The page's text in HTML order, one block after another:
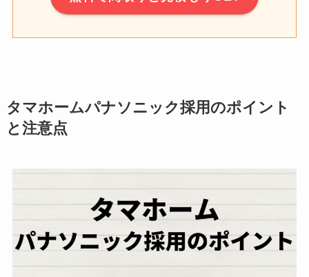
タマホームパナソニック採用のポイント
と注意点